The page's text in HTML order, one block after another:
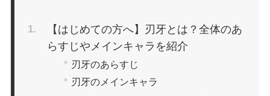
【はじめての方へ】刃牙とは？全体のあ
らすじやメインキャラを紹介
刃牙のあらすじ
刃牙のメインキャラ